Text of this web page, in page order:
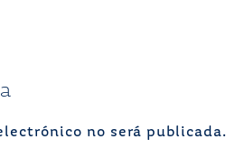
no será publicada.